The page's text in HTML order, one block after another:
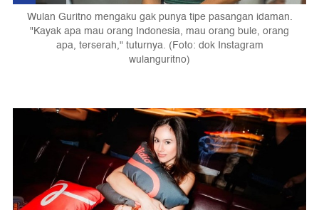
Wulan Guritno mengaku gak punya tipe pasangan idaman.
"Kayak apa mau orang Indonesia, mau orang bule, orang
apa, terserah," tuturnya. (Foto: dok Instagram
wulanguritno)